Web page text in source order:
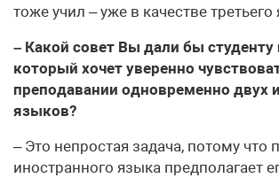
тоже учил – уже в качестве третьего
– Какой совет Вы дали бы студенту
который хочет уверенно
преподавании одновременно двух
языков?
– Это непростая задача, потому что
иностранного языка предполагает